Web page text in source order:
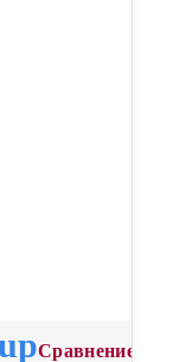
Сравнение